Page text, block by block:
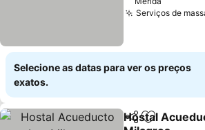
Serviços de
Selecione as datas para ver os preços
exatos.
PartilharAdicionar
Hostal